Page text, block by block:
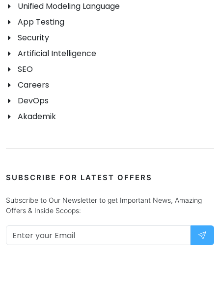
Unified Modeling Language
App Testing
Security
Artificial Intelligence
SEO
Careers
DevOps
Akademik
SUBSCRIBE FOR LATEST OFFERS
Subscribe to Our Newsletter to get Important News, Amazing
Offers & Inside Scoops: